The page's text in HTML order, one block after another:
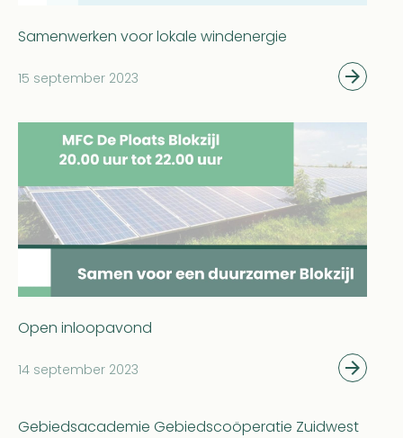
Samenwerken voor lokale windenergie
15 september 2023
Open inloopavond
14 september 2023
Gebiedsacademie Gebiedscoöperatie Zuidwest